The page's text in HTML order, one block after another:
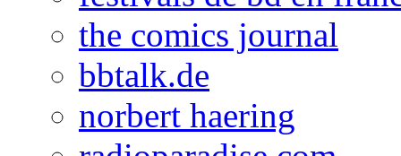
the comics journal
bbtalk.de
norbert haering